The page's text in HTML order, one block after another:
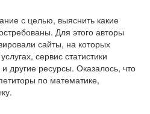
с целью, выяснить какие
Для этого авторы
сайты, на которых
сервис статистики
другие ресурсы. Оказалось, что
по математике,